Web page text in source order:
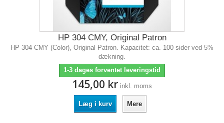
HP 304 CMY, Original Patron
HP 304 CMY (Color), Original Patron. Kapacitet: ca. 100 sider ved 5%
dækning.
1-3 dages forventet leveringstid
145,00 kr inkl. moms
Læg i kurv Mere